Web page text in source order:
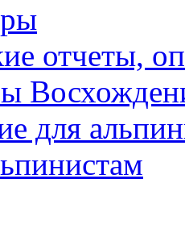
отчеты,
для